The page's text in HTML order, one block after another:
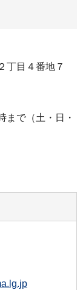
丁目４番地７
で（⼟・⽇・